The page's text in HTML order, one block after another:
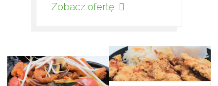
Zobacz ofertę
Wyróżnione pozycje